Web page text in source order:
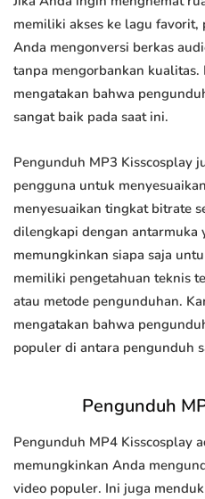
memiliki akses ke lagu
Anda mengonversi berkas
tanpa mengorbankan
mengatakan bahwa
sangat baik pada saat ini.
Pengunduh MP3 Kisscosplay
pengguna untuk
menyesuaikan tingkat bitrate
dilengkapi dengan antarmuka
memungkinkan siapa saja
memiliki pengetahuan teknis
atau metode pengunduhan.
mengatakan bahwa
populer di antara pengunduh
Pengunduh
Pengunduh MP4 Kisscosplay
memungkinkan Anda
video populer. Ini juga